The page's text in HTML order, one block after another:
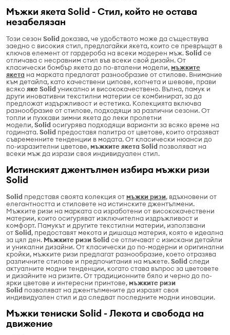
Мъжки якета Solid - Стил, който не остава
незабелязан
Този сезон Solid доказва, че удобството може да съществува
заедно с високия стил, предлагайки якета, които се превръщат в
ключов елемент от гардероба на всеки модерен мъж.Solidсе
отличава с несравним стил във всеки свой дизайн. От
класически бомбър якета до по-вталени модели,мъжките
якета на марката предлагат разнообразие от стилове. Внимание
към детайла, като качествени ципове, копчета и шевове, прави
всякояке Solidуникално и висококачествено. Вълна, памук и
други иновативни текстилни материи се комбинират, за да
предложат издържливост и естетика. Колекцията включва
разнообразие от стилове, подходящи за различни сезони. От
топли и пухкави зимни якета до леки пролетни
модели,Solidосигурява подходящи варианти за всяко време на
годината.Solid предоставя палитра от цветове, които отразяват
съвременните тенденции в модата. От класически нюанси до
по-изразителни цветове,мъжките якета Solid позволяват на
всеки мъж да изрази своя индивидуален стил.
Истинският джентълмен избира мъжки ризи
Solid
Solid представя своята колекция отмъжки ризи, вдъхновени от
елегантността и стиловете на истинските джентълмени.
Мъжките ризи на марката са изработени от висококачествени
материи, които осигуряват изключителна издръжливост и
комфорт. Памукът и другите текстилни материи, използвани
отSolid, предоставят мекота и дишаща материя, която е идеална
за цял ден. Мъжките ризи Solidсе отличават с изискани детайли
и уникални дизайни. От класически до по-модерни и оригинални
кройки, мъжките ризи предлагат разнообразие, което отразява
различните стилове и предпочитания на мъжете.Solidследи
актуалните модни тенденции, когато става въпрос за цветовете
и дизайните на ризите. От традиционните бяло и черно до по-
ярки цветове и интересни принтове,мъжките ризи
Solid позволяват на джентълмените да изразят своя
индивидуален стил и да следват последните модни иновации.
Мъжки тениски Solid - Лекота и свобода на
движение